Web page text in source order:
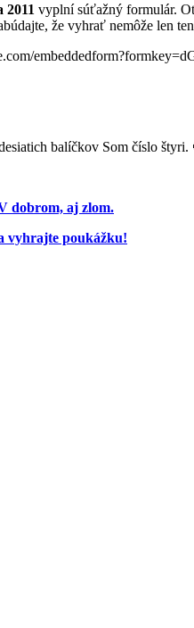
2011 vyplní súťažný formulár.
že vyhrať nemôže len
balíčkov Som číslo štyri.
dobrom, aj zlom.
vyhrajte poukážku!